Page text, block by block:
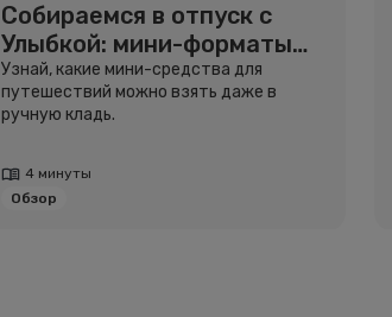
Собираемся в отпуск с
Улыбкой: мини-форматы
для путешествий
Узнай, какие мини-средства для
путешествий можно взять даже в
ручную кладь.
4 минуты
Обзор